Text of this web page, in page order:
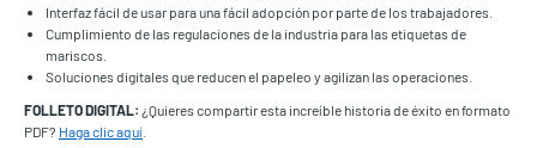
Interfaz fácil de usar para una fácil adopción por parte de los trabajadores.
Cumplimiento de las regulaciones de la industria para las etiquetas de
mariscos.
Soluciones digitales que reducen el papeleo y agilizan las operaciones.
FOLLETO DIGITAL: ¿Quieres compartir esta increíble historia de éxito en formato
PDF? Haga clic aquí